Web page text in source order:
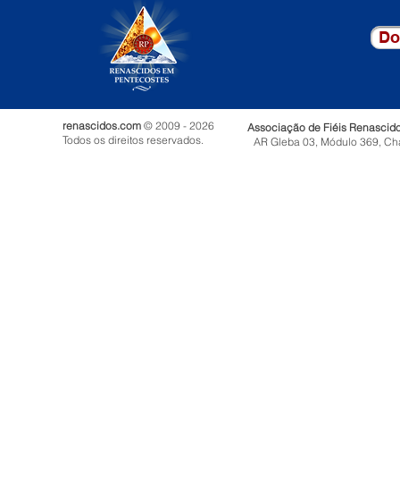
renascidos.com © 2009 - 2026
Todos os direitos reservados.
Associação de Fiéis
AR Gleba 03, Módulo 369,